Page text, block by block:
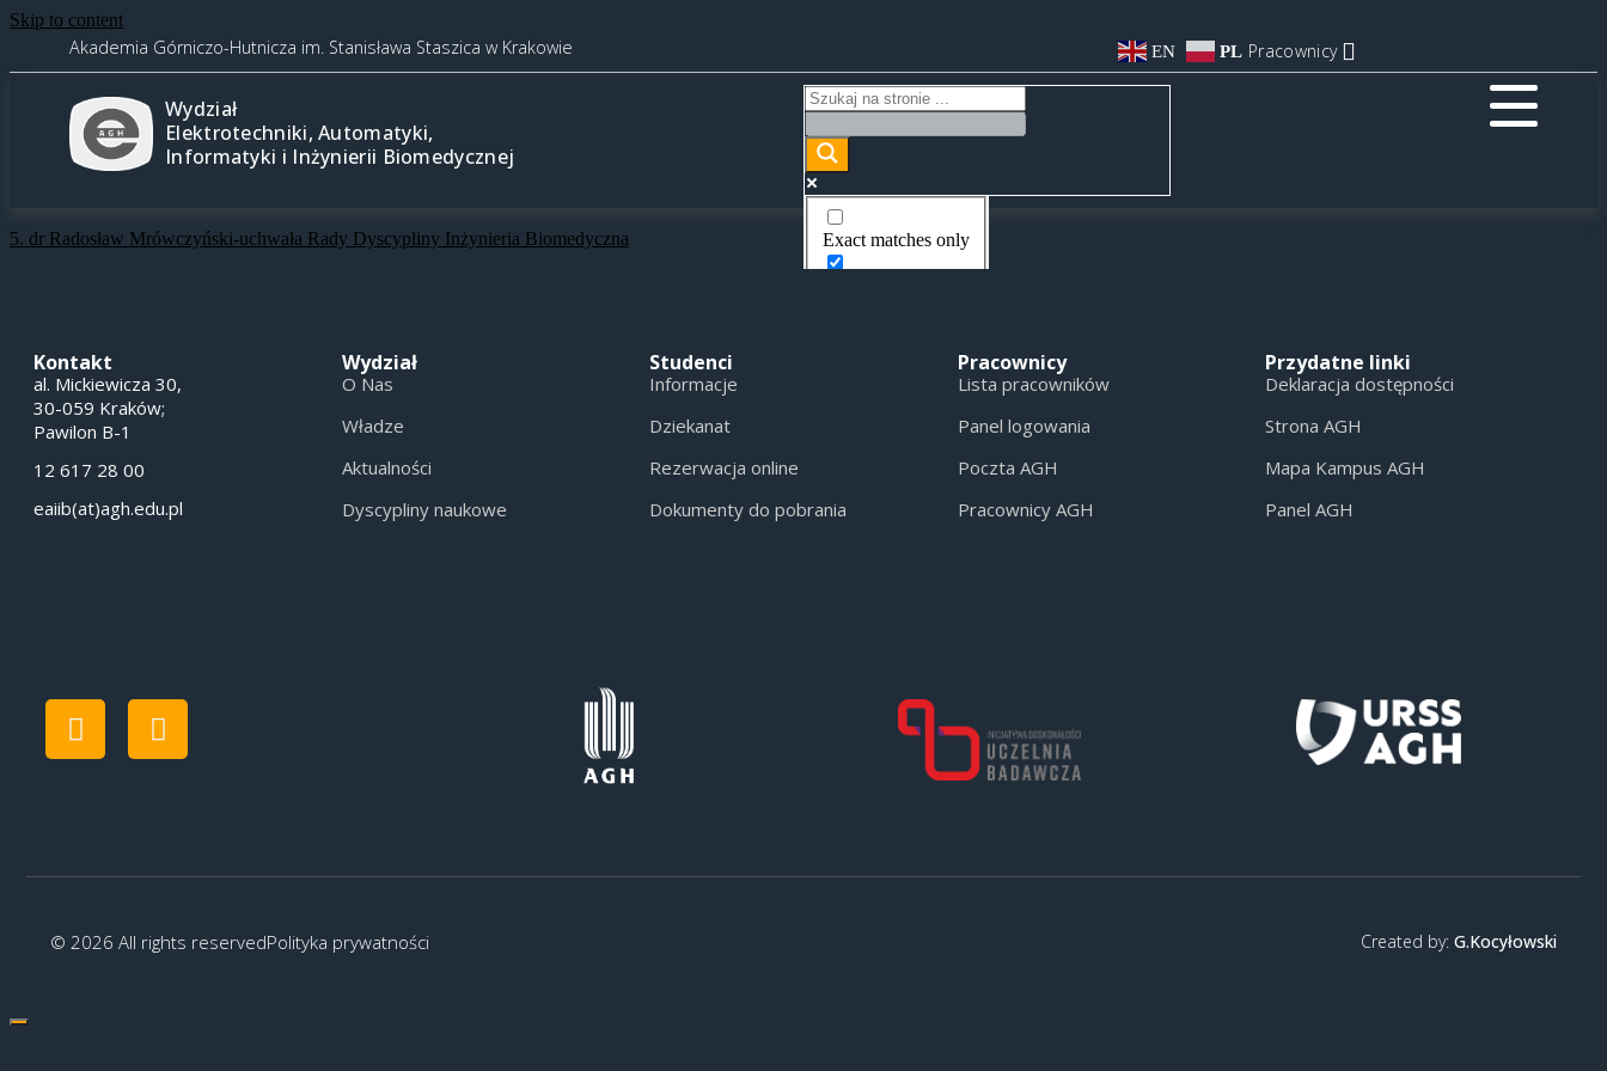
Skip to content
Akademia Górniczo-Hutnicza im. Stanisława Staszica w Krakowie EN PL Pracownicy
Wydział
Elektrotechniki, Automatyki,
Informatyki i Inżynierii Biomedycznej
Exact matches only
5. dr Radosław Mrówczyński-uchwała Rady Dyscypliny Inżynieria Biomedyczna
Kontakt
al. Mickiewicza 30,
30-059 Kraków;
Pawilon B-1
12 617 28 00
eaiib(at)agh.edu.pl
Wydział
O Nas
Władze
Aktualności
Dyscypliny naukowe
Studenci
Informacje
Dziekanat
Rezerwacja online
Dokumenty do pobrania
Pracownicy
Lista pracowników
Panel logowania
Poczta AGH
Pracownicy AGH
Przydatne linki
Deklaracja dostępności
Strona AGH
Mapa Kampus AGH
Panel AGH
© 2026 All rights reservedPolityka prywatności Created by: G.Kocyłowski